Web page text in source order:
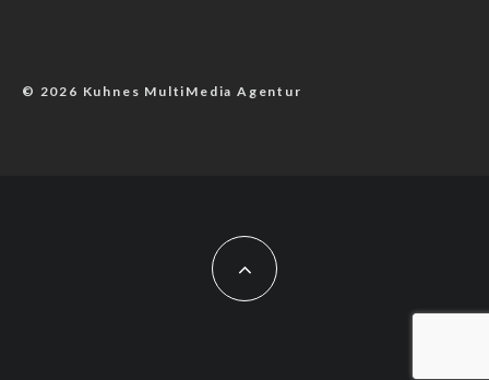
© 2026 Kuhnes MultiMedia Agentur